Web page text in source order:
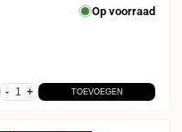
Op voorraad
- + TOEVOEGEN